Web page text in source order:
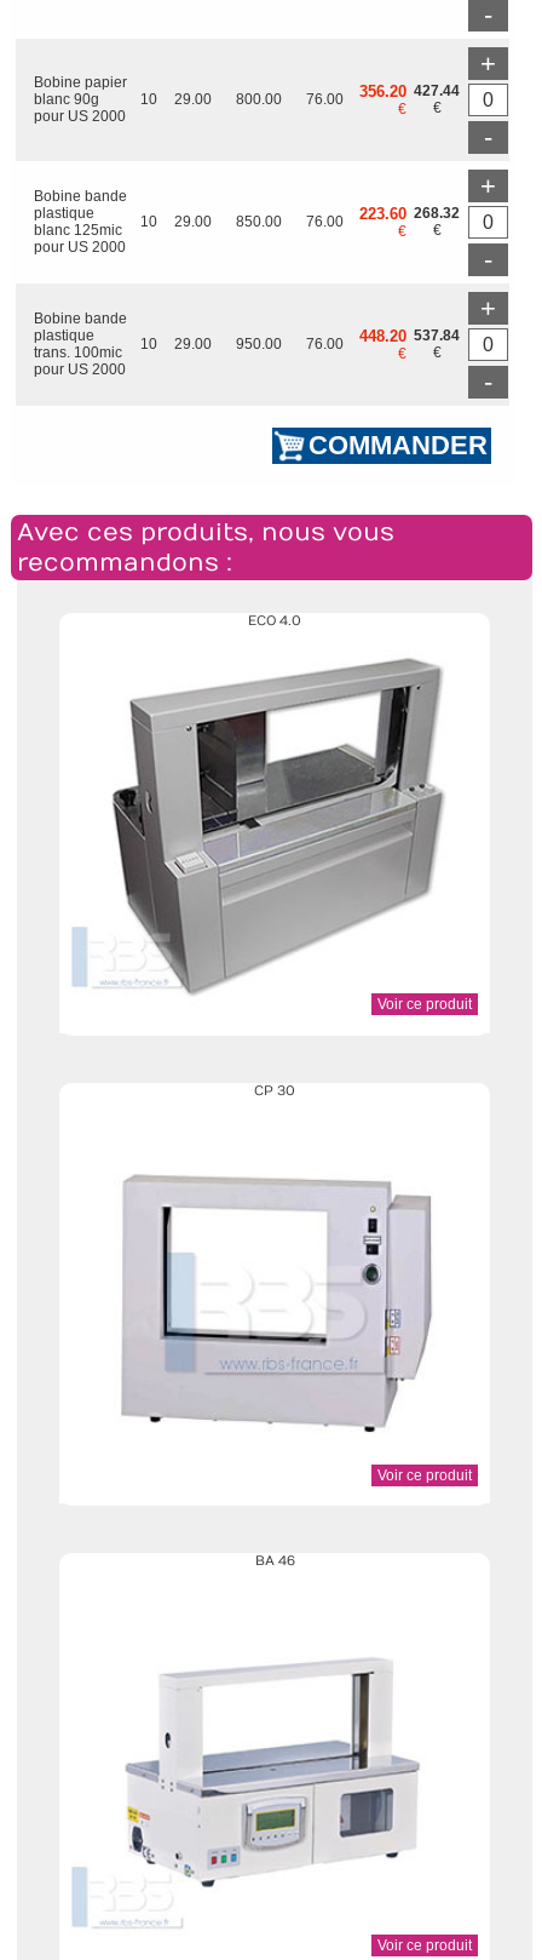
-
Bobine papier
blanc 90g
pour US 2000
10 29.00 800.00 76.00 356.20
€
427.44
€
+
-
Bobine bande
plastique
blanc 125mic
pour US 2000
10 29.00 850.00 76.00 223.60
€
268.32
€
+
-
Bobine bande
plastique
trans. 100mic
pour US 2000
10 29.00 950.00 76.00 448.20
€
537.84
€
+
-
Avec ces produits, nous vous
recommandons :
ECO 4.0
Voir ce produit
CP 30
Voir ce produit
BA 46
Voir ce produit